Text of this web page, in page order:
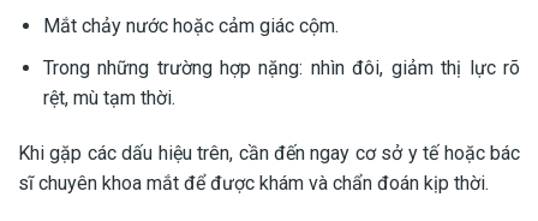
Mắt chảy nước hoặc cảm giác cộm.
Trong những trường hợp nặng: nhìn đôi, giảm thị lực rõ
rệt, mù tạm thời.
Khi gặp các dấu hiệu trên, cần đến ngay cơ sở y tế hoặc bác
sĩ chuyên khoa mắt để được khám và chẩn đoán kịp thời.